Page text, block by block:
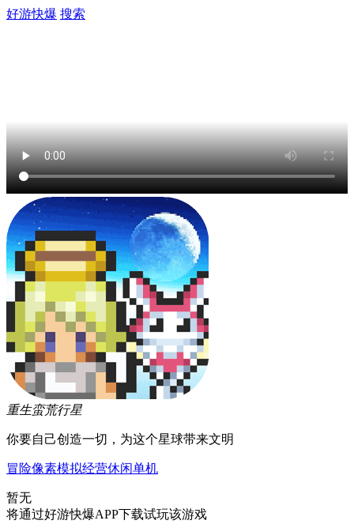
好游快爆 搜索
重生蛮荒行星
你要自己创造一切，为这个星球带来文明
冒险像素模拟经营休闲单机
暂无
将通过好游快爆APP下载试玩该游戏